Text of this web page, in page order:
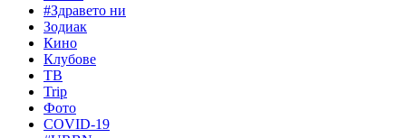
#Здравето ни
Зодиак
Кино
Клубове
ТВ
Trip
Фото
COVID-19